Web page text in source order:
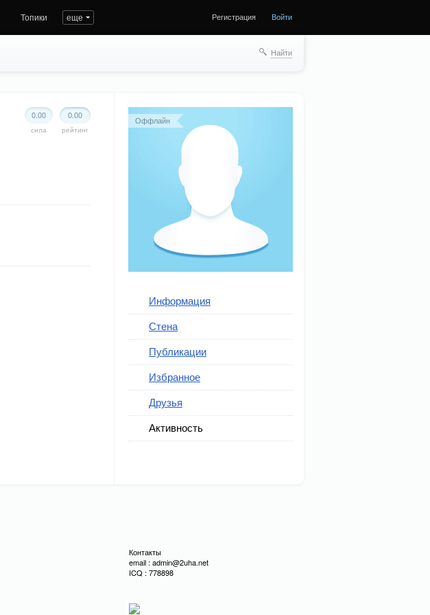
Топики еще Регистрация Войти
Найти
Оффлайн
Информация
Стена
Публикации
Избранное
Друзья
Активность
0.00
рейтинг
0.00
сила
Контакты
email : admin@2uha.net
ICQ : 778898